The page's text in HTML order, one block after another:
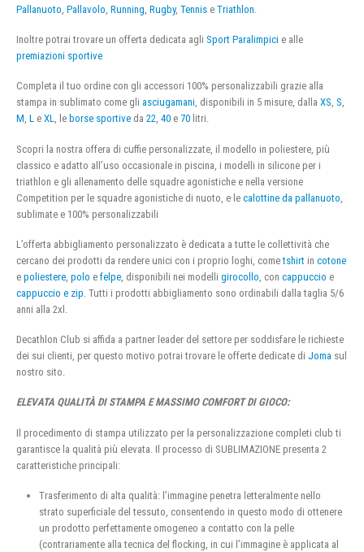
Pallanuoto Pallavolo Running Rugby, Tennis e Triathlon
Inoltre potrai trovare un offerta dedicata agli Sport Paralimpici e alle
premiazioni sportive
Completa il tuo ordine con gli accessori 100% personalizzabili grazie alla
stampa in sublimato come gli asciugamani, disponibili in 5 misure, dalla XS, S,
M, L e XL, le borse sportive da 22, 40 e 70 litri.
Scopri la nostra offera di cuffie personalizzate, il modello in poliestere, più
classico e adatto all’uso occasionale in piscina, i modelli in silicone per i
triathlon e gli allenamento delle squadre agonistiche e nella versione
Competition per le squadre agonistiche di nuoto, e le calottine da pallanuoto
sublimate e 100% personalizzabili
L’offerta abbigliamento personalizzato è dedicata a tutte le collettività che
cercano dei prodotti da rendere unici con i proprio loghi, cometshirt in cotone
e poliestere polo e felpe , disponibili nei modelli girocollo , con cappuccio e
cappuccio e zip . Tutti i prodotti abbigliamento sono ordinabili dalla taglia 5/6
anni alla 2xl.
Decathlon Club si affida a partner leader del settore per soddisfare le richieste
dei sui clienti, per questo motivo potrai trovare le offerte dedicate di Joma sul
nostro sito.
ELEVATA QUALITÀ DI STAMPA E MASSIMO COMFORT DI GIOCO:
Il procedimento di stampa utilizzato per la personalizzazione completi club ti
garantisce la qualità più elevata. Il processo di SUBLIMAZIONE presenta 2
caratteristiche principali:
Trasferimento di alta qualità: l’immagine penetra letteralmente nello
strato superficiale del tessuto, consentendo in questo modo di ottenere
un prodotto perfettamente omogeneo a contatto con la pelle
(contrariamente alla tecnica del flocking, in cui l’immagine è applicata al